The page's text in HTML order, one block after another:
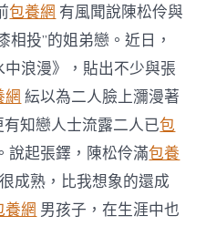
包養網 有風聞說陳松伶與
相投”的姐弟戀。近日，
浪漫》，貼出不少與張
網 紜以為二人臉上瀰漫著
有知戀人士流露二人已包
說起張鐸，陳松伶滿包養
很成熟，比我想象的還成
養網 男孩子，在生涯中也